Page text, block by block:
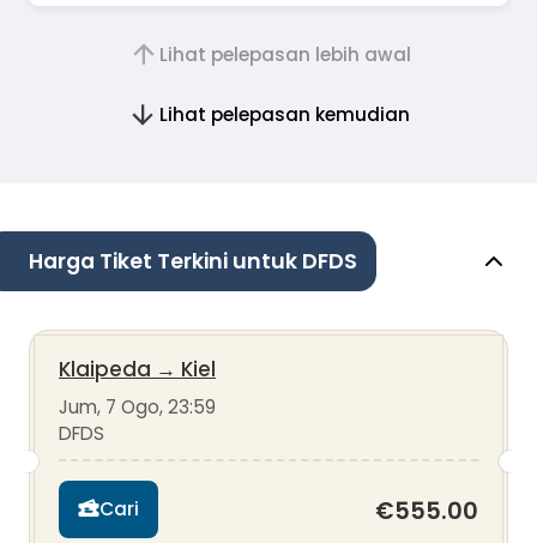
Lihat pelepasan lebih awal
Lihat pelepasan kemudian
Harga Tiket Terkini untuk DFDS
Klaipeda → Kiel
Jum, 7 Ogo, 23:59
DFDS
Cari €555.00